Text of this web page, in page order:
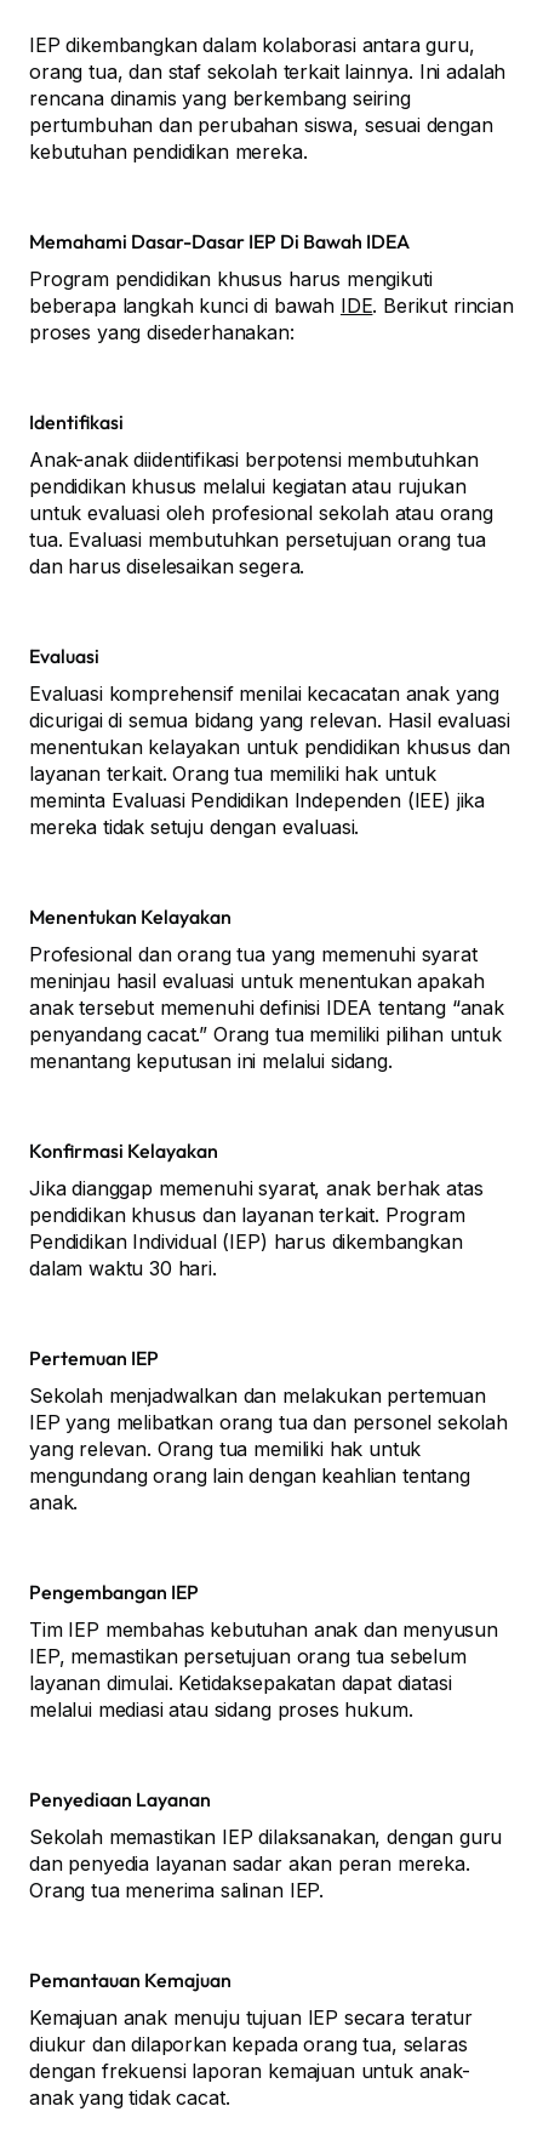
IEP dikembangkan dalam kolaborasi antara guru,
orang tua, dan staf sekolah terkait lainnya. Ini adalah
rencana dinamis yang berkembang seiring
pertumbuhan dan perubahan siswa, sesuai dengan
kebutuhan pendidikan mereka.
Memahami Dasar-Dasar IEP Di Bawah IDEA
Program pendidikan khusus harus mengikuti
beberapa langkah kunci di bawah IDE. Berikut rincian
proses yang disederhanakan:
Identifikasi
Anak-anak diidentifikasi berpotensi membutuhkan
pendidikan khusus melalui kegiatan atau rujukan
untuk evaluasi oleh profesional sekolah atau orang
tua. Evaluasi membutuhkan persetujuan orang tua
dan harus diselesaikan segera.
Evaluasi
Evaluasi komprehensif menilai kecacatan anak yang
dicurigai di semua bidang yang relevan. Hasil evaluasi
menentukan kelayakan untuk pendidikan khusus dan
layanan terkait. Orang tua memiliki hak untuk
meminta Evaluasi Pendidikan Independen (IEE) jika
mereka tidak setuju dengan evaluasi.
Menentukan Kelayakan
Profesional dan orang tua yang memenuhi syarat
meninjau hasil evaluasi untuk menentukan apakah
anak tersebut memenuhi definisi IDEA tentang “anak
penyandang cacat.” Orang tua memiliki pilihan untuk
menantang keputusan ini melalui sidang.
Konfirmasi Kelayakan
Jika dianggap memenuhi syarat, anak berhak atas
pendidikan khusus dan layanan terkait. Program
Pendidikan Individual (IEP) harus dikembangkan
dalam waktu 30 hari.
Pertemuan IEP
Sekolah menjadwalkan dan melakukan pertemuan
IEP yang melibatkan orang tua dan personel sekolah
yang relevan. Orang tua memiliki hak untuk
mengundang orang lain dengan keahlian tentang
anak.
Pengembangan IEP
Tim IEP membahas kebutuhan anak dan menyusun
IEP, memastikan persetujuan orang tua sebelum
layanan dimulai. Ketidaksepakatan dapat diatasi
melalui mediasi atau sidang proses hukum.
Penyediaan Layanan
Sekolah memastikan IEP dilaksanakan, dengan guru
dan penyedia layanan sadar akan peran mereka.
Orang tua menerima salinan IEP.
Pemantauan Kemajuan
Kemajuan anak menuju tujuan IEP secara teratur
diukur dan dilaporkan kepada orang tua, selaras
dengan frekuensi laporan kemajuan untuk anak-
anak yang tidak cacat.